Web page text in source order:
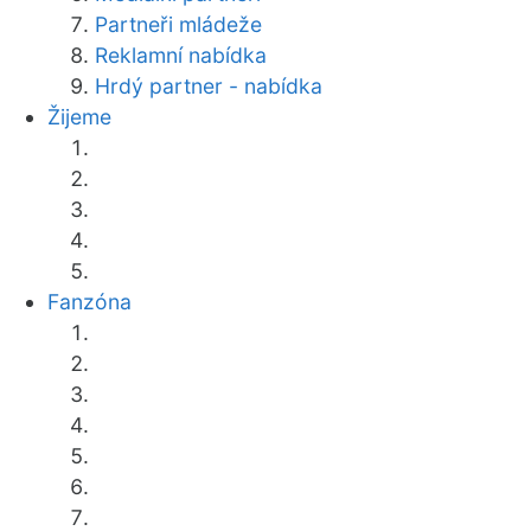
Partneři mládeže
Reklamní nabídka
Hrdý partner - nabídka
Žijeme
Fanzóna